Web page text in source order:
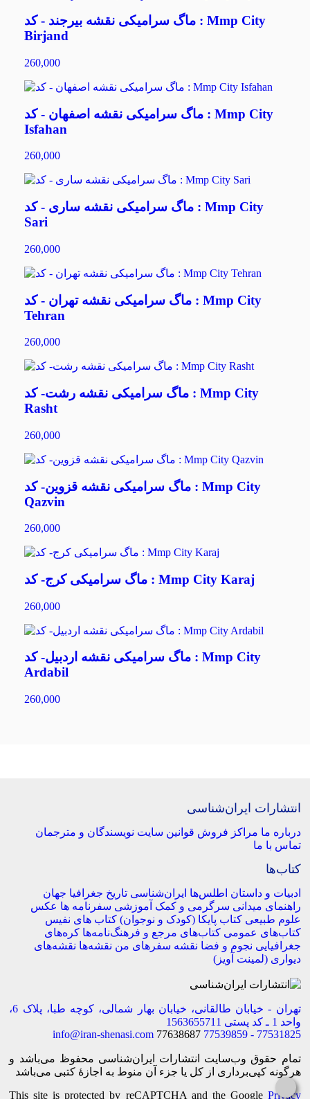
ماگ سرامیکی نقشه بیرجند - کد : Mmp City
Birjand
260,000
ماگ سرامیکی نقشه اصفهان - کد : Mmp City
Isfahan
260,000
ماگ سرامیکی نقشه ساری - کد : Mmp City
Sari
260,000
ماگ سرامیکی نقشه تهران - کد : Mmp City
Tehran
260,000
ماگ سرامیکی نقشه رشت- کد : Mmp City
Rasht
260,000
ماگ سرامیکی نقشه قزوین- کد : Mmp City
Qazvin
260,000
ماگ سرامیکی کرج- کد : Mmp City Karaj
260,000
ماگ سرامیکی نقشه اردبیل- کد : Mmp City
Ardabil
260,000
انتشارات ایران‌شناسی
درباره ما مراکز فروش قوانین سایت نویسندگان و مترجمان
تماس با ما
کتاب‌ها
ادبیات و داستان اطلس‌ها ایران‌شناسی تاریخ جغرافیا جهان
راهنمای میدانی سرگرمی و کمک آموزشی سفرنامه‌ ها عکس
علوم طبیعی کتاب‌ پایکا (کودک و نوجوان) کتاب های نفیس
کتاب‌های عمومی کتاب‌های مرجع و فرهنگ‌نامه‌ها کره‌های
جغرافیایی نجوم و فضا نقشه سفرهای من نقشه‌ها نقشه‌های
دیواری (لمینت آویز)
تهران - خیابان طالقانی، خیابان بهار شمالی، کوچه طبا، پلاک 6،
واحد 1 ـ کد پستی 1563655711
77531825 - 77539859
77638687
info@iran-shenasi.com
تمام حقوق وب‌سایت انتشارات ایران‌شناسی محفوظ می‌باشد و
هرگونه کپی‌برداری از کل یا جزء آن منوط به اجازهٔ کتبی می‌باشد
This site is protected by reCAPTCHA and the Google Privacy